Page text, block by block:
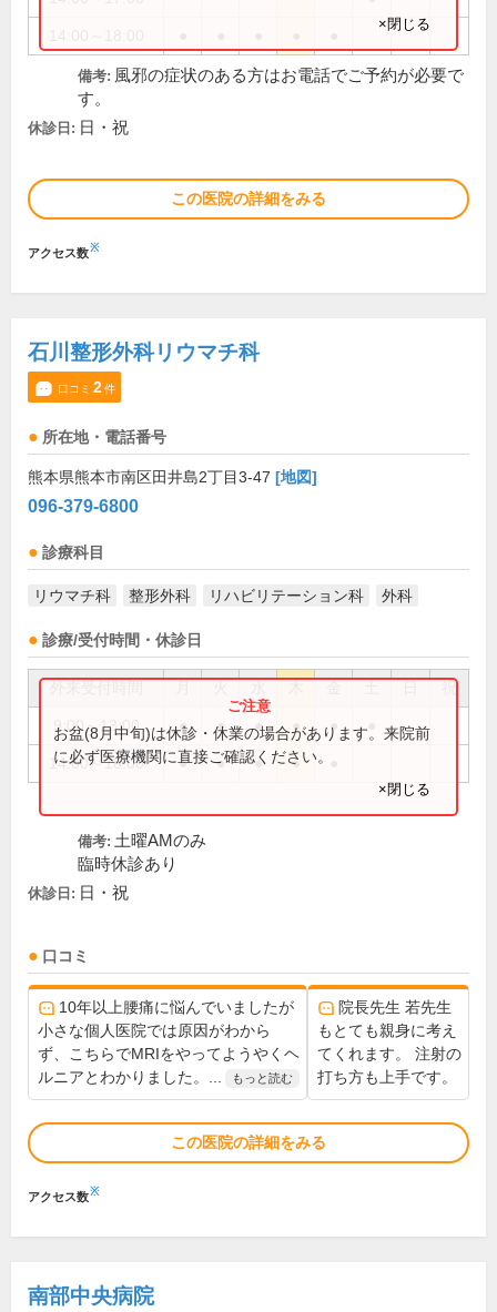
×閉じる
備考: 風邪の症状のある方はお電話でご予約が必要で
す。
休診日: 日・祝
この医院の詳細をみる
アクセス数※
石川整形外科リウマチ科
口コミ 2件
所在地・電話番号
熊本県熊本市南区田井島2丁目3-47 [地図]
096-379-6800
診療科目
リウマチ科 整形外科 リハビリテーション科 外科
診療/受付時間・休診日
祝
9:00～13:00 ● ● ● ● ●
14:00～18:00 ● ● ● ●
お盆(8月中旬)は休診・休業の場合があります。来院前
に必ず医療機関に直接ご確認ください。
×閉じる
備考: 土曜AMのみ
臨時休診あり
休診日: 日・祝
口コミ
10年以上腰痛に悩んでいましたが
小さな個人医院では原因がわから
ず、こちらでMRIをやってようやくヘ
ルニアとわかりました。...
もっと読む
院長先生 若先生
もとても親身に考え
てくれます。 注射の
打ち方も上手です。
この医院の詳細をみる
アクセス数※
南部中央病院